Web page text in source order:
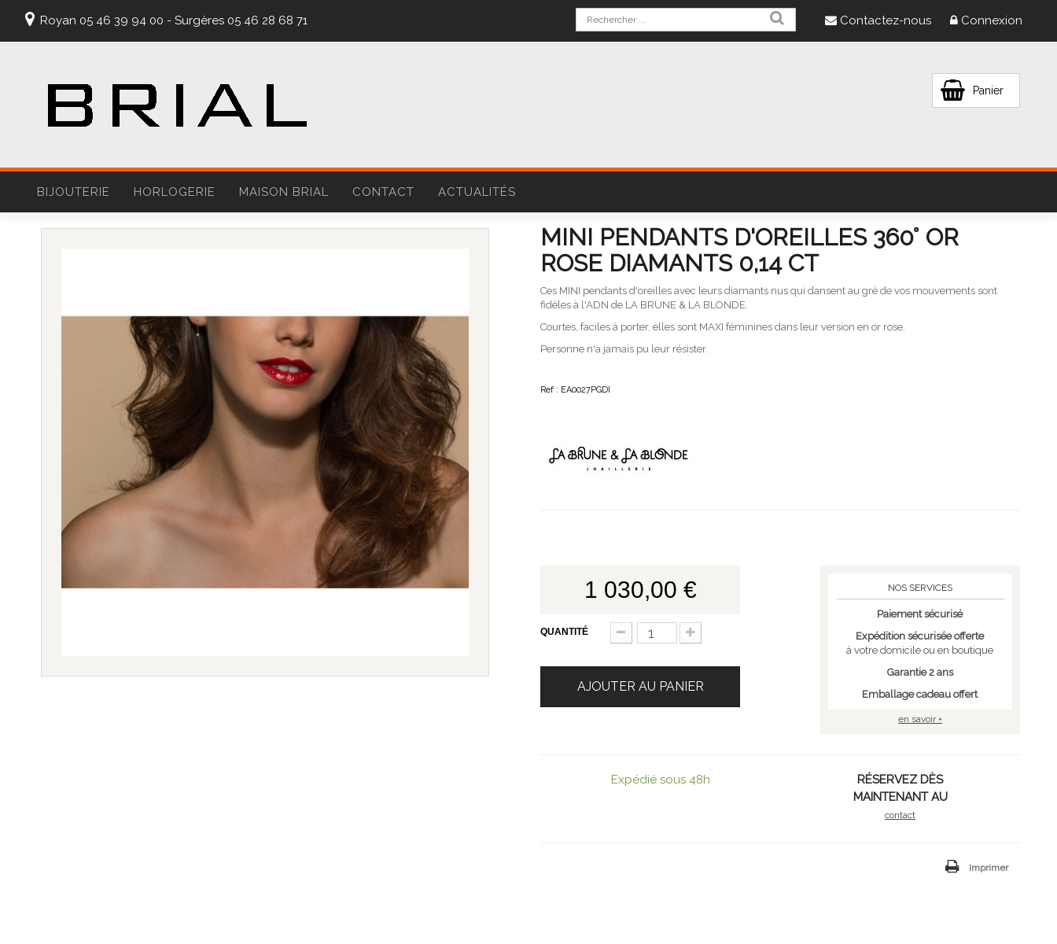
Connexion
Contactez-nous
Royan 05 46 39 94 00 - Surgères 05 46 28 68 71
Panier
BIJOUTERIE HORLOGERIE MAISON BRIAL CONTACT ACTUALITÉS
MINI PENDANTS D'OREILLES 360° OR
ROSE DIAMANTS 0,14 CT
Ces MINI pendants d'oreilles avec leurs diamants nus qui dansent au gré de vos mouvements sont
fidèles à l'ADN de LA BRUNE & LA BLONDE.
Courtes, faciles à porter, elles sont MAXI féminines dans leur version en or rose.
Personne n'a jamais pu leur résister.
Ref : EA0027PGDI
1 030,00 €
QUANTITÉ
AJOUTER AU PANIER
NOS SERVICES
Paiement sécurisé
Expédition sécurisée offerte
à votre domicile ou en boutique
Garantie 2 ans
Emballage cadeau offert
en savoir +
Expédié sous 48h
RÉSERVEZ DÈS
MAINTENANT AU
contact
Imprimer